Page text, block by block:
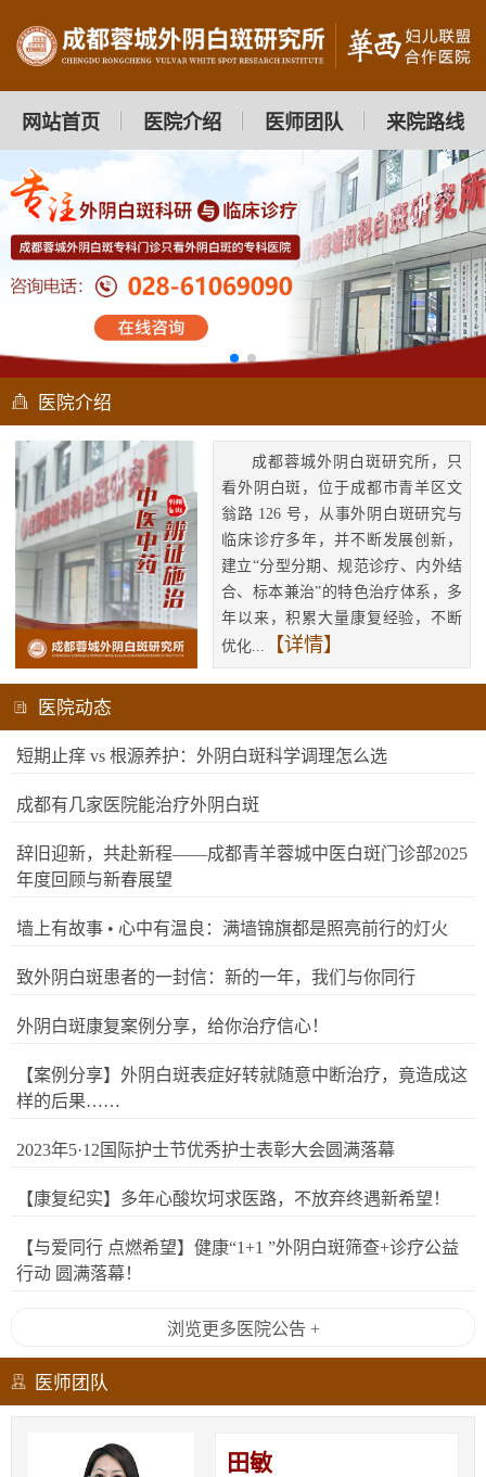
网站首页 医院介绍 医师团队 来院路线
医院介绍
成都蓉城外阴白斑研究所，只
看外阴白斑，位于成都市青羊区文
翁路 126 号，从事外阴白斑研究与
临床诊疗多年，并不断发展创新，
建立“分型分期、规范诊疗、内外结
合、标本兼治”的特色治疗体系，多
年以来，积累大量康复经验，不断
优化...
【详情】
医院动态
短期止痒 vs 根源养护：外阴白斑科学调理怎么选
成都有几家医院能治疗外阴白斑
辞旧迎新，共赴新程——成都青羊蓉城中医白斑门诊部2025
年度回顾与新春展望
墙上有故事 • 心中有温良：满墙锦旗都是照亮前行的灯火
致外阴白斑患者的一封信：新的一年，我们与你同行
外阴白斑康复案例分享，给你治疗信心！
【案例分享】外阴白斑表症好转就随意中断治疗，竟造成这
样的后果……
2023年5·12国际护士节优秀护士表彰大会圆满落幕
【康复纪实】多年心酸坎坷求医路，不放弃终遇新希望！
【与爱同行 点燃希望】健康“1+1 ”外阴白斑筛查+诊疗公益
行动 圆满落幕！
浏览更多医院公告 +
医师团队
田敏